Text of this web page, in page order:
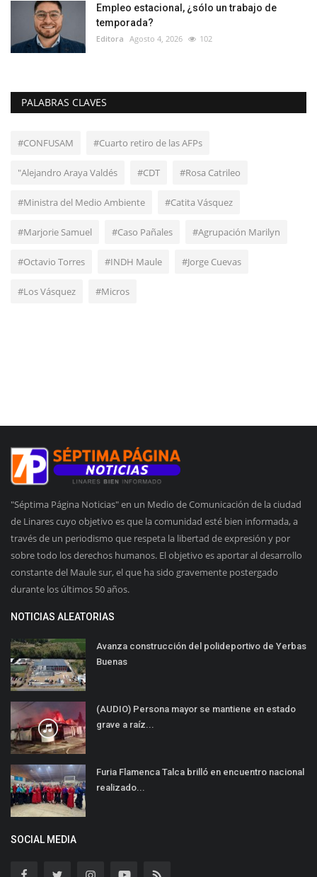
Empleo estacional, ¿sólo un trabajo de
temporada?
Editora Agosto 4, 2026 102
PALABRAS CLAVES
#CONFUSAM #Cuarto retiro de las AFPs
"Alejandro Araya Valdés #CDT #Rosa Catrileo
#Ministra del Medio Ambiente #Catita Vásquez
#Marjorie Samuel #Caso Pañales #Agrupación Marilyn
#Octavio Torres #INDH Maule #Jorge Cuevas
#Los Vásquez #Micros
"Séptima Página Noticias" en un Medio de Comunicación de la ciudad
de Linares cuyo objetivo es que la comunidad esté bien informada, a
través de un periodismo que respeta la libertad de expresión y por
sobre todo los derechos humanos. El objetivo es aportar al desarrollo
constante del Maule sur, el que ha sido gravemente postergado
durante los últimos 50 años.
NOTICIAS ALEATORIAS
Avanza construcción del polideportivo de Yerbas
Buenas
(AUDIO) Persona mayor se mantiene en estado
grave a raíz...
Furia Flamenca Talca brilló en encuentro nacional
realizado...
SOCIAL MEDIA